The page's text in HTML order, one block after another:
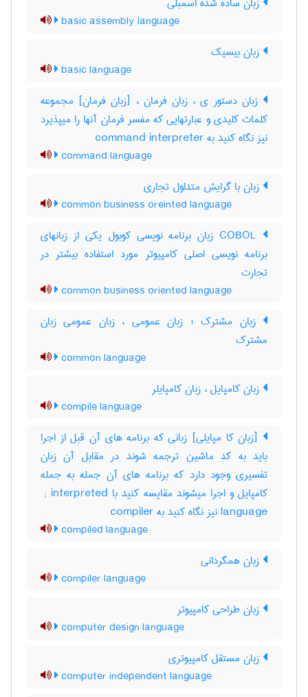
basic assembly language
زبان بیسیک
basic language
زبان دستور ی ، زبان فرمان ، [زبان فرمان] مجموعه
کلمات کلیدی و عبارتهایی که مفسر فرمان آنها را میپذیرد
نیز نگاه کنید به ‎ command interpreter
command language
زبان با گرایش متداول تجاری
common business oreinted language
COBOL زبان برنامه نویسی کوبول یکی از زبانهای
برنامه نویسی اصلی کامپیوتر مورد استفاده بیشتر در
تجارت
common business oriented language
زبان مشترک ؛ زبان عمومی ، زبان عمومی زبان
مشترک
common language
زبان کامپایل ، زبان کامپایلر
compile language
[زبان کا مپایلی] زبانی که برنامه های آن قبل از اجرا
باید به کد ماشین ترجمه شوند در مقابل آن زبان
تفسیری وجود دارد که برنامه های آن جمله به جمله
کامپایل و اجرا میشوند مقایسه کنید با ‎ ; interpreted
language نیز نگاه کنید به ‎ compiler
compiled language
زبان همگردانی
compiler language
زبان طراحی کامپیوتر
computer design language
زبان مستقل کامپیوتری
computer independent language